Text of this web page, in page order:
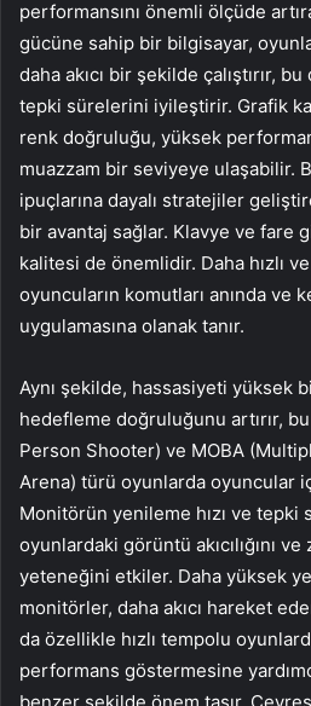
performansını önemli ölçüde
gücüne sahip bir bilgisayar,
daha akıcı bir şekilde çalıştırır,
tepki sürelerini iyileştirir. Grafik
renk doğruluğu, yüksek
muazzam bir seviyeye ulaşabilir.
ipuçlarına dayalı stratejiler
bir avantaj sağlar. Klavye ve fare
kalitesi de önemlidir. Daha hızlı
oyuncuların komutları anında ve
uygulamasına olanak tanır.
Aynı şekilde, hassasiyeti yüksek
hedefleme doğruluğunu artırır,
Person Shooter) ve MOBA
Arena) türü oyunlarda oyuncular
Monitörün yenileme hızı ve
oyunlardaki görüntü akıcılığını
yeteneğini etkiler. Daha yüksek
monitörler, daha akıcı hareket
da özellikle hızlı tempolu
performans göstermesine
benzer şekilde önem taşır.